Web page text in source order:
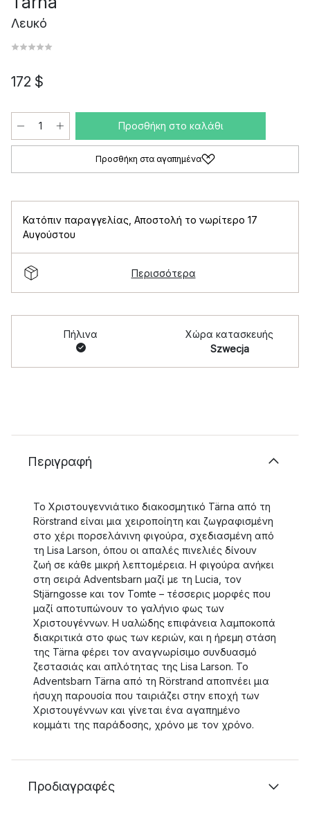
Λευκό
172 $
Προσθήκη στο καλάθι
Προσθήκη στα αγαπημένα
Κατόπιν παραγγελίας Αποστολή το νωρίτερο 17
Αυγούστου
Περισσότερα
Πήλινα
Χώρα κατασκευής
Szwecja
Περιγραφή
Το Χριστουγεννιάτικο διακοσμητικό Tärna από τη
Rörstrand είναι μια χειροποίητη και ζωγραφισμένη
στο χέρι πορσελάνινη φιγούρα, σχεδιασμένη από
τη Lisa Larson, όπου οι απαλές πινελιές δίνουν
ζωή σε κάθε μικρή λεπτομέρεια. Η φιγούρα ανήκει
στη σειρά Adventsbarn μαζί με τη Lucia, τον
Stjärngosse και τον Tomte – τέσσερις μορφές που
μαζί αποτυπώνουν το γαλήνιο φως των
Χριστουγέννων. Η υαλώδης επιφάνεια λαμποκοπά
διακριτικά στο φως των κεριών, και η ήρεμη στάση
της Tärna φέρει τον αναγνωρίσιμο συνδυασμό
ζεστασιάς και απλότητας της Lisa Larson. Το
Adventsbarn Tärna από τη Rörstrand αποπνέει μια
ήσυχη παρουσία που ταιριάζει στην εποχή των
Χριστουγέννων και γίνεται ένα αγαπημένο
κομμάτι της παράδοσης, χρόνο με τον χρόνο.
Προδιαγραφές